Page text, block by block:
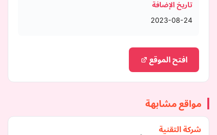
تاريخ الإضافة
2023-08-24
افتح الموقع
مواقع مشابهة
شركة التقنية